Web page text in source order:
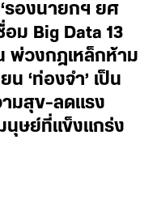
รองนายกฯ ยศ
ม Big Data 13
พ่วงกฎเหล็กห้าม
‘ท่องจำ’ เป็น
ามสุข-ลดแรง
ษย์ที่แข็งแกร่ง